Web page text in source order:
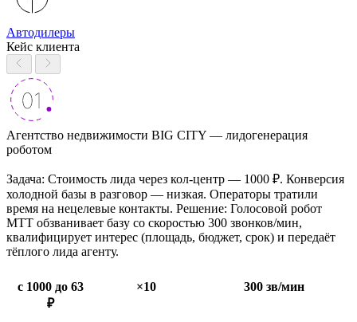
Автодилеры
Кейс клиента
Агентство недвижимости BIG CITY — лидогенерация
роботом
Задача: Стоимость лида через кол-центр — 1000 ₽. Конверсия
холодной базы в разговор — низкая. Операторы тратили
время на нецелевые контакты. Решение: Голосовой робот
МТТ обзванивает базу со скоростью 300 звонков/мин,
квалифицирует интерес (площадь, бюджет, срок) и передаёт
тёплого лида агенту.
с 1000 до 63
₽
×10 300 зв/мин